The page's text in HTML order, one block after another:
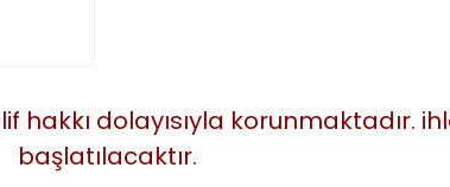
hakkı dolayısıyla korunmaktadır.
başlatılacaktır.